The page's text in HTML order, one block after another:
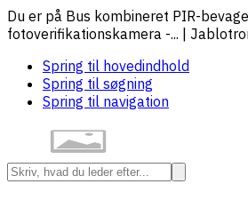
Du er på Bus kombineret PIR-
fotoverifikationskamera -... |
Spring til hovedindhold
Spring til søgning
Spring til navigation